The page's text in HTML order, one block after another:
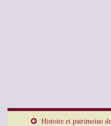
Histoire et patrimoine